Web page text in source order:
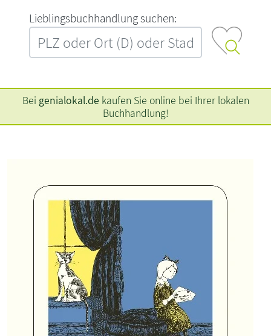
L‍i‍e‍b‍l‍i‍n‍g‍s‍b‍u‍c‍h‍h‍a‍n‍d‍l‍u‍n‍g‍ ‍s‍u‍c‍h‍e‍n‍:‍
Bei genialokal.de kaufen Sie online bei Ihrer lokalen
Buchhandlung!